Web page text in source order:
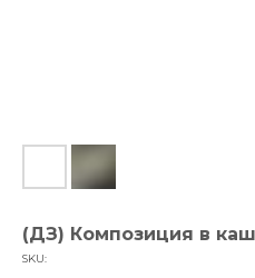
(ДЗ) Композиция в
SKU: